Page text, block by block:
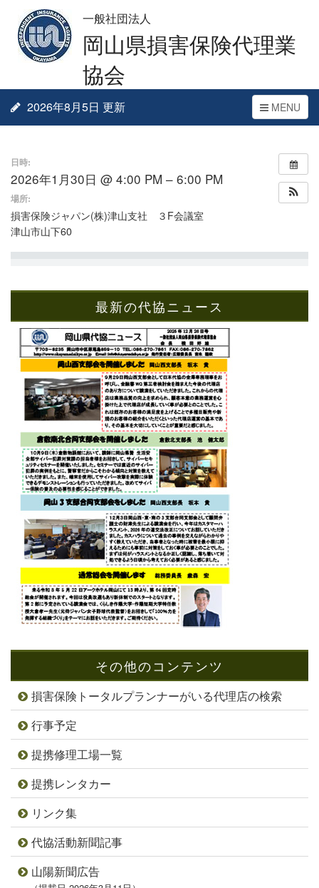
一般社団法人
岡山県損害保険代理業
協会
Toggle
navigation
MENU
2026年8月5日 更新
日時:
2026年1月30日 @ 4:00 PM – 6:00 PM
場所:
損害保険ジャパン(株)津山支社 ３F会議室
津山市山下60
最新の代協ニュース
その他のコンテンツ
損害保険トータルプランナーがいる代理店の検索
行事予定
提携修理工場一覧
提携レンタカー
リンク集
代協活動新聞記事
山陽新聞広告